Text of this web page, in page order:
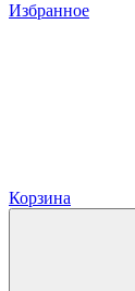
Избранное
Корзина